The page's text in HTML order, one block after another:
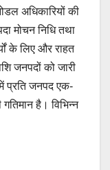
अधिकारियों की
मोचन निधि तथा
के लिए और राहत
जनपदों को जारी
प्रति जनपद एक-
है। विभिन्न